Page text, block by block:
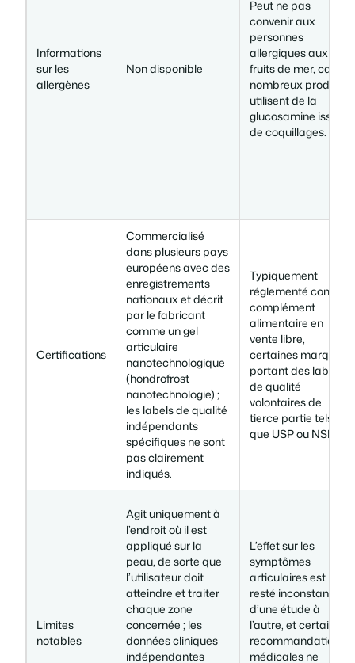
Informations
sur les
allergènes
Non disponible
Peut ne pas
convenir aux
personnes
allergiques aux
fruits de mer, car de
nombreux produits
utilisent de la
glucosamine issue
de coquillages.
Certifications
Commercialisé
dans plusieurs pays
européens avec des
enregistrements
nationaux et décrit
par le fabricant
comme un gel
articulaire
nanotechnologique
(hondrofrost
nanotechnologie) ;
les labels de qualité
indépendants
spécifiques ne sont
pas clairement
indiqués.
Typiquement
réglementé comme
complément
alimentaire en
vente libre,
certaines marques
portant des labels
de qualité
volontaires de
tierce partie tels
que USP ou NSF.
Limites
notables
Agit uniquement à
l’endroit où il est
appliqué sur la
peau, de sorte que
l’utilisateur doit
atteindre et traiter
chaque zone
concernée ; les
données cliniques
indépendantes
L’effet sur les
symptômes
articulaires est
resté inconstant
d’une étude à
l’autre, et certaines
recommandations
médicales ne